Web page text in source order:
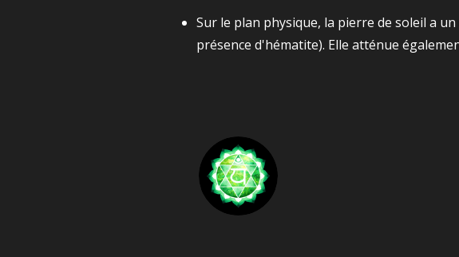
Sur le plan physique, la pierre de soleil a
présence d'hématite). Elle atténue